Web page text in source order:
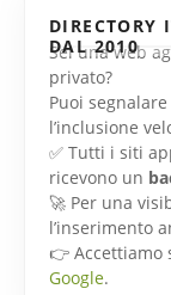
DIRECTORY
DAL 2010
Sei una web
privato?
Puoi
l’inclusione
✅ Tutti i siti
ricevono un
🚀 Per una
l’inserimento
👉 Accettiamo
Google.